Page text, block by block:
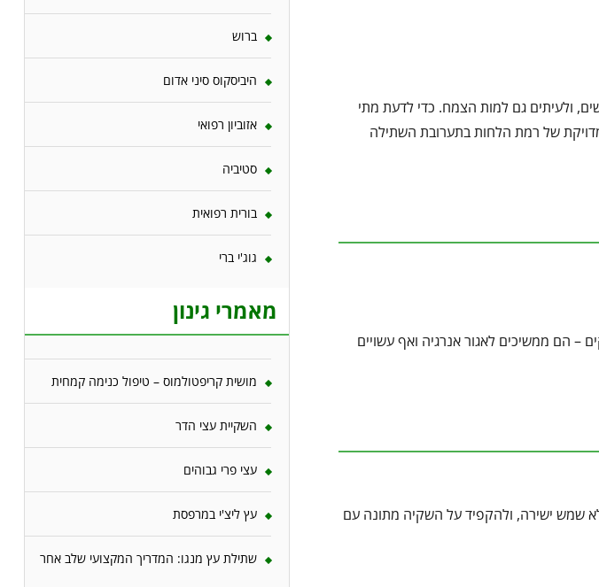
ולעיתים גם למות הצמח. כדי לדעת מתי
של רמת הלחות בתערובת השתילה
– הם ממשיכים לאגור אנרגיה ואף עשויים
שמש ישירה, ולהקפיד על השקיה מתונה עם
ברוש
היביסקוס סיני אדום
אזוביון רפואי
סטיביה
בורית רפואית
גוג'י ברי
מאמרי גינון
מושית קריפטולמוס – טיפול כנימה קמחית
השקיית עצי הדר
עצי פרי גבוהים
עץ ליצ'י במרפסת
שתילת עץ מנגו: המדריך המקצועי שלב אחר